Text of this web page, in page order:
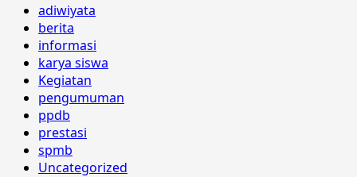
adiwiyata
berita
informasi
karya siswa
Kegiatan
pengumuman
ppdb
prestasi
spmb
Uncategorized